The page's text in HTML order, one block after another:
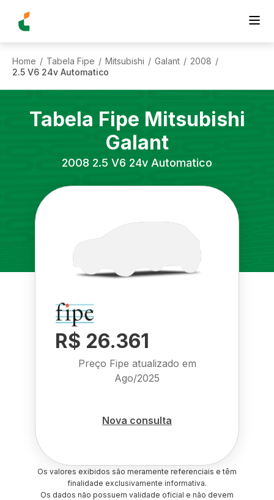
Home / Tabela Fipe / Mitsubishi / Galant / 2008 /
2.5 V6 24v Automatico
Tabela Fipe Mitsubishi
Galant
2008 2.5 V6 24v Automatico
R$ 26.361
Preço Fipe atualizado em
Ago/2025
Nova consulta
Os valores exibidos são meramente referenciais e têm
finalidade exclusivamente informativa.
Os dados não possuem validade oficial e não devem